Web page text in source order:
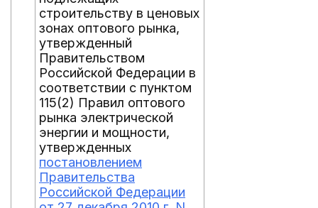
строительству в ценовых
зонах оптового рынка,
утвержденный
Правительством
Российской Федерации в
соответствии с пунктом
115(2) Правил оптового
рынка электрической
энергии и мощности,
утвержденных
постановлением
Правительства
Российской Федерации